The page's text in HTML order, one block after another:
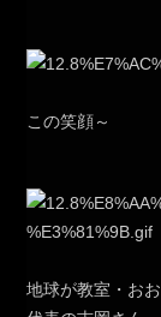
この笑顔～
地球が教室・お